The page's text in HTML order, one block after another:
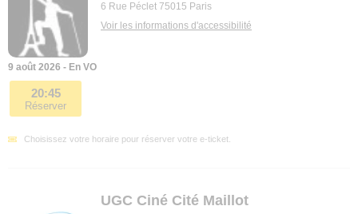
6 Rue Péclet 75015 Paris
Voir les informations d'accessibilité
9 août 2026 - En VO
20:45
Réserver
Choisissez votre horaire pour réserver votre e-ticket.
UGC Ciné Cité Maillot